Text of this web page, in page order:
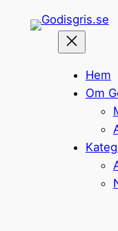
Hem
Om